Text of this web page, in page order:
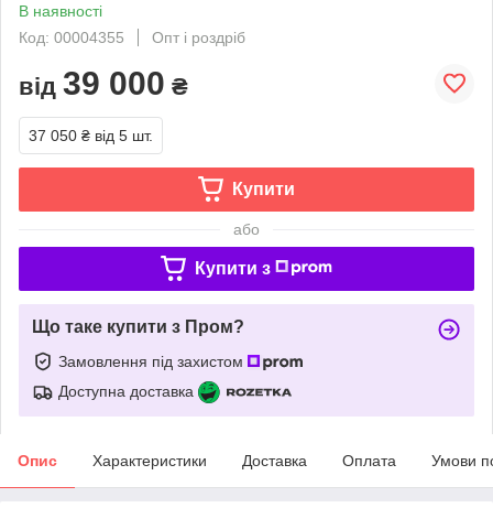
В наявності
Код: 00004355
Опт і роздріб
від 39 000 ₴
37 050 ₴ від 5 шт.
Купити
або
Купити з
Що таке купити з Пром?
Замовлення під захистом
Доступна доставка
Опис Характеристики Доставка Оплата Умови